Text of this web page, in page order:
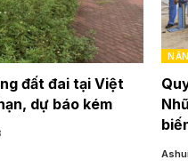
đất đai tại Việt
dự báo kém